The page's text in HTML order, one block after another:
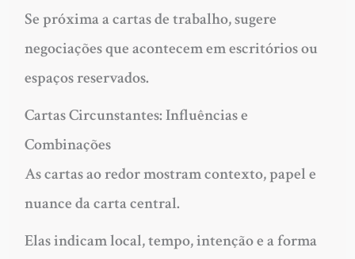
Se próxima a cartas de trabalho, sugere
negociações que acontecem em escritórios ou
espaços reservados.
Cartas Circunstantes: Influências e
Combinações
As cartas ao redor mostram contexto, papel e
nuance da carta central.
Elas indicam local, tempo, intenção e a forma